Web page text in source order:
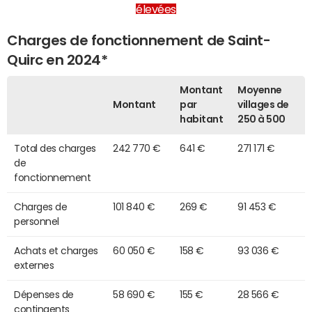
élevées
Charges de fonctionnement de Saint-
Quirc en 2024*
Montant
Montant
par
habitant
Moyenne
villages de
250 à 500
Total des charges
de
fonctionnement
242 770 € 641 € 271 171 €
Charges de
personnel
101 840 € 269 € 91 453 €
Achats et charges
externes
60 050 € 158 € 93 036 €
Dépenses de
contingents
58 690 € 155 € 28 566 €